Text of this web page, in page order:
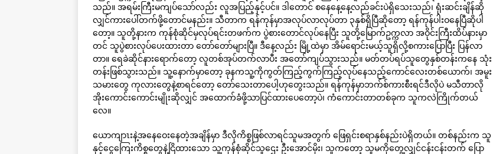
သည်။ အရမ်းကြီးမကျပ်သော်လည်း လူအပြည့်နှင့်ပင်။ ဒါတောင် စနေနေ့နေ့လည်ခင်းပဲရှိသေးသည်၊ ရုံးဆင်းချိန်ဆို
လျှင်ကားပေါ်တက်ဖို့တောင်မနည်း။ သီတာက ရန်ကုန်မှာအလုပ်လာလုပ်တာ ၃နှစ်ရှိပြီဆိုတော့ ရန်ကုန်ပါးဝနေပြီဆိုပါ
တော့။ သူတို့နားက ကုန်စုံဆိုင်မှလုပ်ရင်းတဖက်က ပွဲစားတောင်လုပ်နေပြီး သူတို့မြောက်ဥက္ကလာ အဝိုင်းကြီးထိပ်နားမှာ
တင် သူပွဲစားလုပ်ပေးထားတာ တော်တော်များပြီ။ ဒီနေ့လည်း မြို့ထဲမှာ အိမ်ရောင်းမယ့်သူရှိလို့စကားပြောပြီး ပြန်လာ
တာ။ ရေခဲဆိုင်နားရောက်တော့ လူတစ်အုပ်တက်လာပီး အတော်ကျပ်သွားသည်။ မတ်တပ်ရပ်သူတွေနှစ်တန်းကနေ သုံး
တန်းဖြစ်သွားသည်။ သူ့နောက်မှာတော့ ခုနကသူ့ကိုကွတ်ကြည့်ကွက်ကြည့်လုပ်နေသည့်ကောင်လေးတစ်ယောက်၊ အမူး
သမားတွေ ကုလားတွေနဲ့စာရင်တော့ တော်သေးတာပေါ့ဟုတွေးသည်။ ရန်ကုန်မှာဘက်စ်ကားစီးရင်ဒီလိုပဲ မသီတာလို
အိုးကောင်းကောင်းမျိုးဆိုလျှင် အထောက်ခံဖို့သာပြင်ထားပေတော့ပဲ၊ ကံကောင်းတာတစ်ခုက သူကလဲကြိုက်တယ်
လေ။
ယောကျာၤးနဲ့အနေဝေးနေတဲ့အချိန်မှာ ဒီလိုကိစ္စဖြစ်လာရင်သူမအတွက် ဖြေရှင်းစရာနှစ်နည်းပဲရှိတယ်။ တစ်နည်းက သူ
နှင့်ငွေကြေးကိစ္စတွေနဲ့ငြိထားသော သူ့ကုန်စုံဆိုင်သူဌေး ဦးအောင်မိုး၊ သူကတော့ သူမကိုတွေ့လျှင်ငန်းငန်းတက် ပြော